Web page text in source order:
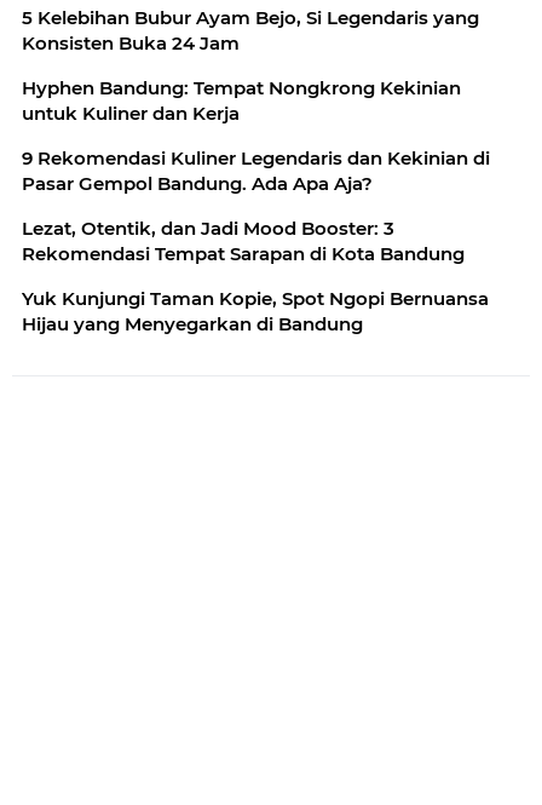
5 Kelebihan Bubur Ayam Bejo, Si Legendaris yang
Konsisten Buka 24 Jam
Hyphen Bandung: Tempat Nongkrong Kekinian
untuk Kuliner dan Kerja
9 Rekomendasi Kuliner Legendaris dan Kekinian di
Pasar Gempol Bandung. Ada Apa Aja?
Lezat, Otentik, dan Jadi Mood Booster: 3
Rekomendasi Tempat Sarapan di Kota Bandung
Yuk Kunjungi Taman Kopie, Spot Ngopi Bernuansa
Hijau yang Menyegarkan di Bandung